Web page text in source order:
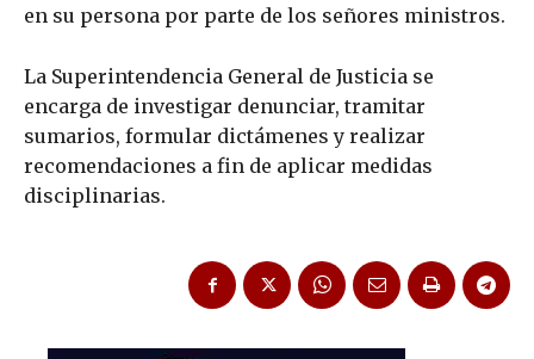
en su persona por parte de los señores ministros.
La Superintendencia General de Justicia se
encarga de investigar denunciar, tramitar
sumarios, formular dictámenes y realizar
recomendaciones a fin de aplicar medidas
disciplinarias.